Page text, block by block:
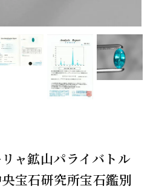
ャ鉱山パライバトル
宝石研究所宝石鑑別